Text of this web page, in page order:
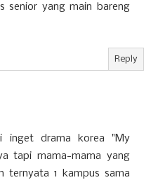
senior yang main bareng
Reply
inget drama korea "My
tapi mama-mama yang
ternyata 1 kampus sama